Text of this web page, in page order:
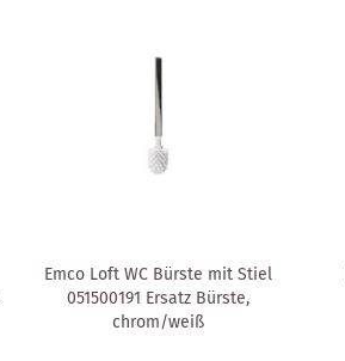
Emco Loft WC Bürste mit Stiel
051500191 Ersatz Bürste,
chrom/weiß